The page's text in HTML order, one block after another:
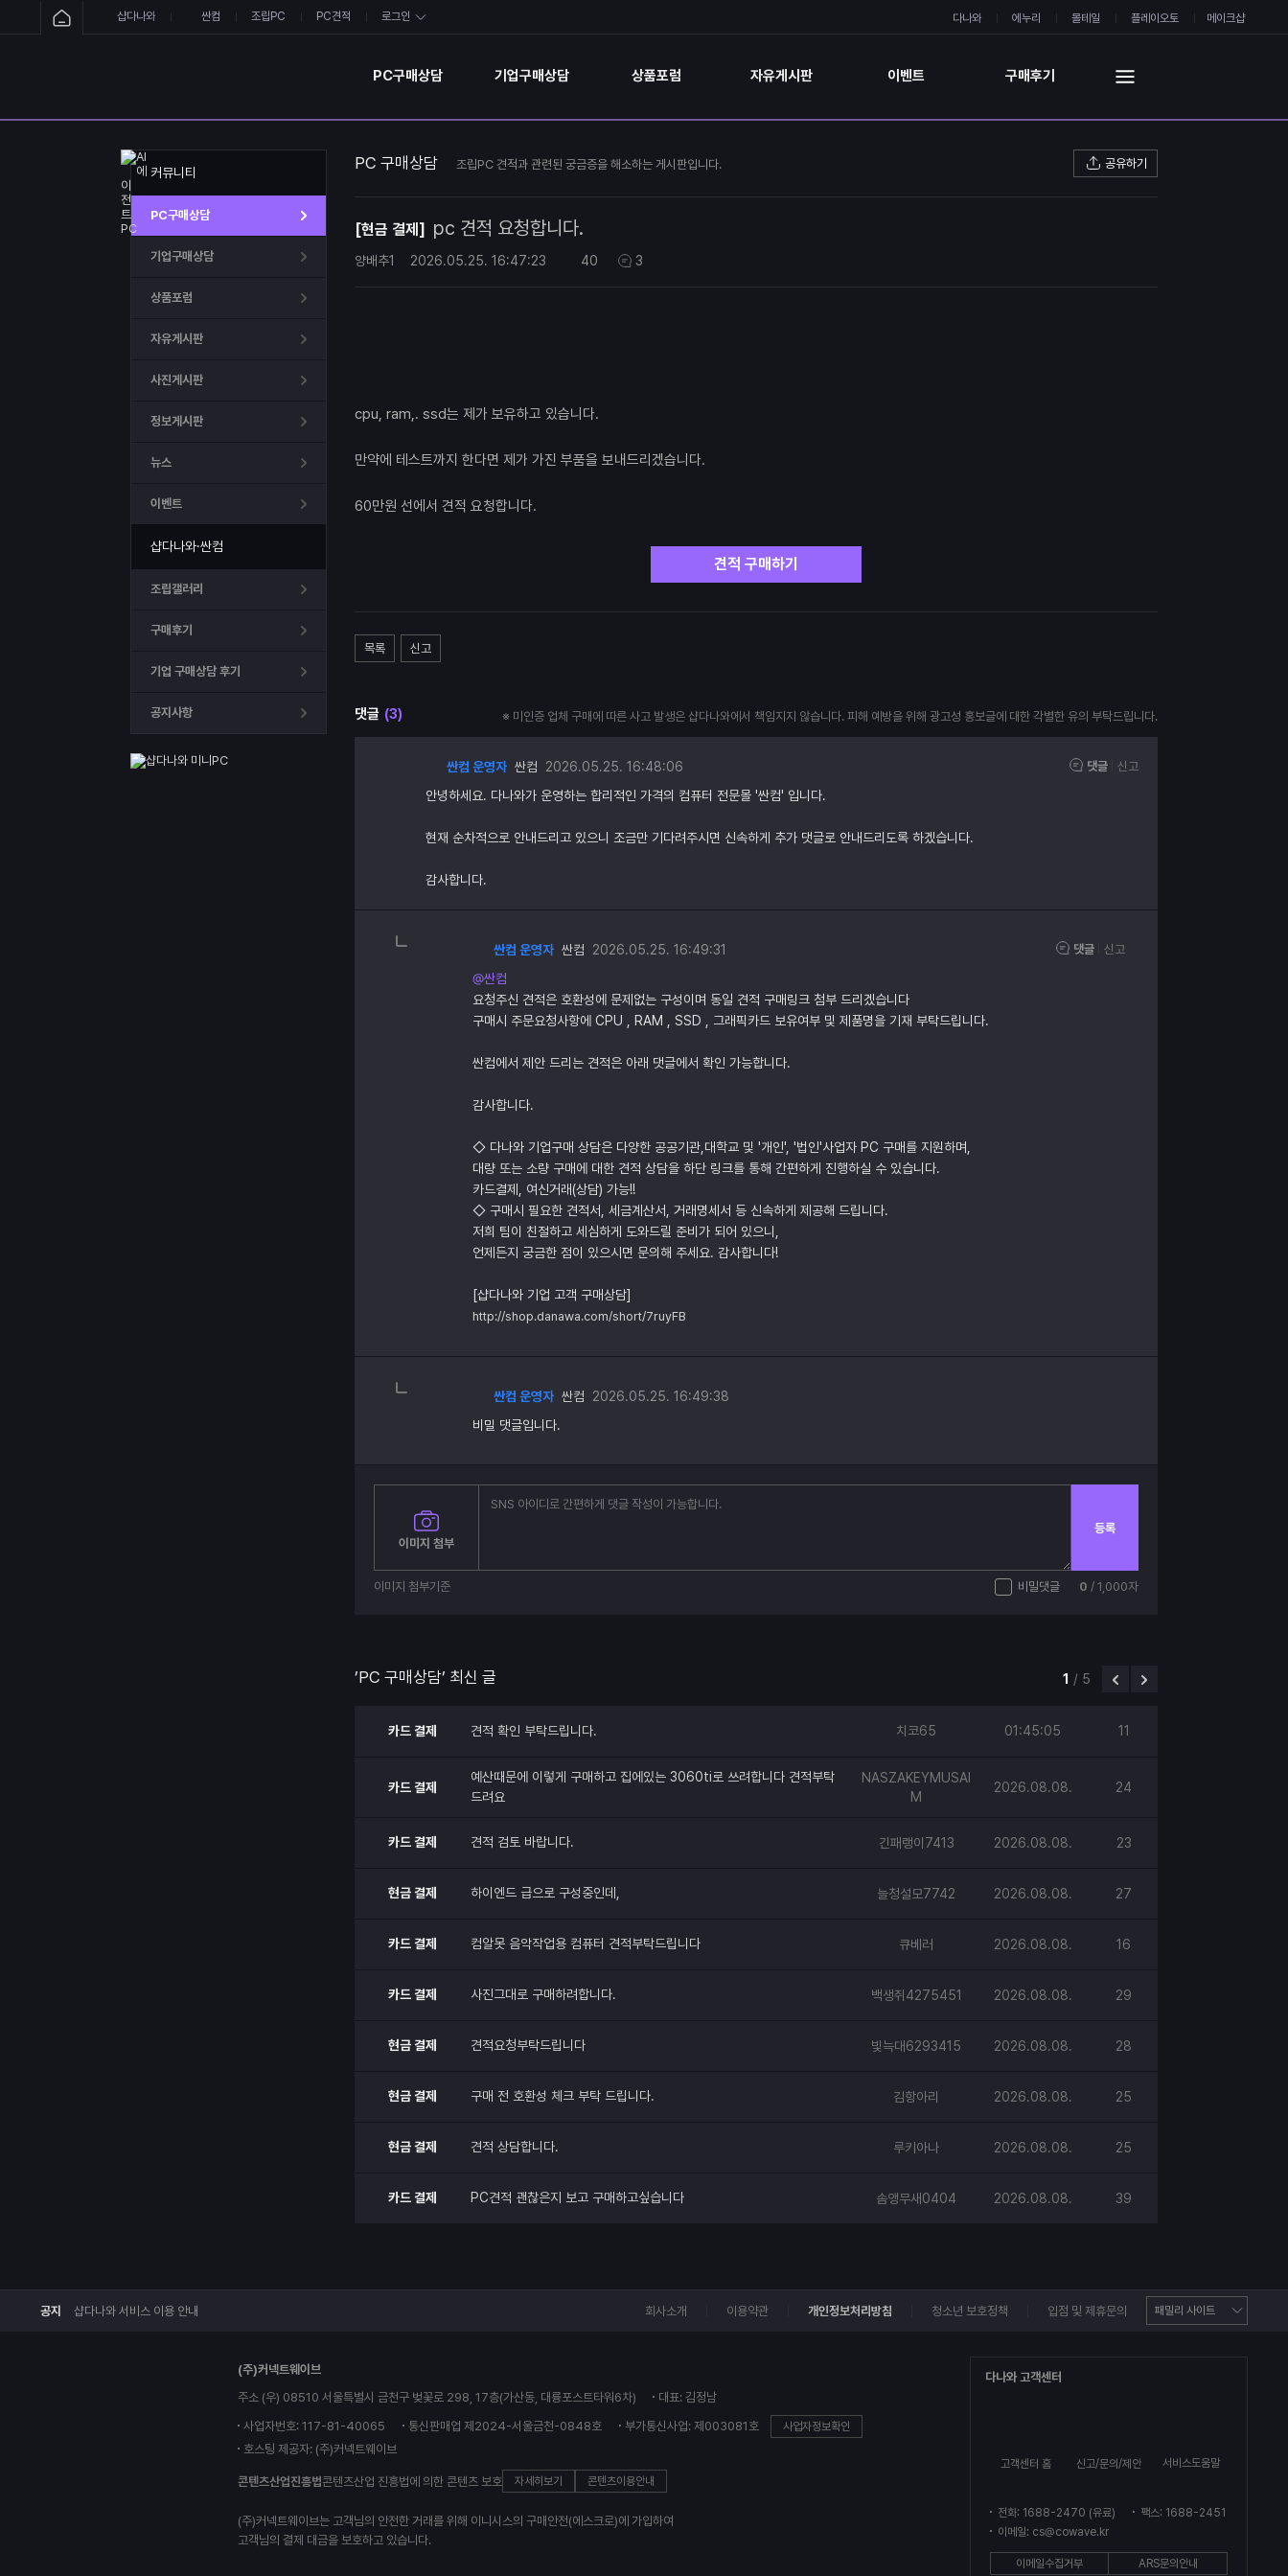
샵다나와 싼컴 조립PC PC견적 로그인 다나와 에누리 몰테일 플레이오토 메이크샵
PC구매상담 기업구매상담 상품포럼 자유게시판 이벤트 구매후기
커뮤니티
PC구매상담
기업구매상담
상품포럼
자유게시판
사진게시판
정보게시판
뉴스
이벤트
샵다나와·싼컴
조립갤러리
구매후기
기업 구매상담 후기
공지사항
PC 구매상담 조립PC 견적과 관련된 궁금증을 해소하는 게시판입니다. 공유하기
[현금 결제] pc 견적 요청합니다.
양배추1 2026.05.25. 16:47:23 40 3
cpu, ram,. ssd는 제가 보유하고 있습니다.
만약에 테스트까지 한다면 제가 가진 부품을 보내드리겠습니다.
60만원 선에서 견적 요청합니다.
견적 구매하기
목록 신고
댓글 (3) ※ 미인증 업체 구매에 따른 사고 발생은 샵다나와에서 책임지지 않습니다. 피해 예방을 위해 광고성 홍보글에 대한 각별한 유의 부탁드립니다.
싼컴 운영자 싼컴 2026.05.25. 16:48:06 댓글 신고
안녕하세요. 다나와가 운영하는 합리적인 가격의 컴퓨터 전문몰 '싼컴' 입니다.
현재 순차적으로 안내드리고 있으니 조금만 기다려주시면 신속하게 추가 댓글로 안내드리도록 하겠습니다.
감사합니다.
싼컴 운영자 싼컴 2026.05.25. 16:49:31 댓글 신고
@싼컴
요청주신 견적은 호환성에 문제없는 구성이며 동일 견적 구매링크 첨부 드리겠습니다
구매시 주문요청사항에 CPU , RAM , SSD , 그래픽카드 보유여부 및 제품명을 기재 부탁드립니다.
싼컴에서 제안 드리는 견적은 아래 댓글에서 확인 가능합니다.
감사합니다.
◇ 다나와 기업구매 상담은 다양한 공공기관,대학교 및 '개인', '법인'사업자 PC 구매를 지원하며,
대량 또는 소량 구매에 대한 견적 상담을 하단 링크를 통해 간편하게 진행하실 수 있습니다.
카드결제, 여신거래(상담) 가능!!
◇ 구매시 필요한 견적서, 세금계산서, 거래명세서 등 신속하게 제공해 드립니다.
저희 팀이 친절하고 세심하게 도와드릴 준비가 되어 있으니,
언제든지 궁금한 점이 있으시면 문의해 주세요. 감사합니다!
[샵다나와 기업 고객 구매상담]
http://shop.danawa.com/short/7ruyFB
싼컴 운영자 싼컴
2026.05.25. 16:49:38
비밀 댓글입니다.
이미지 첨부
등록
이미지 첨부기준 비밀댓글 0 / 1,000자
’PC 구매상담’ 최신 글 1 / 5
카드 결제 견적 확인 부탁드립니다. 치코65 01:45:05 11
카드 결제
예산때문에 이렇게 구매하고 집에있는 3060ti로 쓰려합니다 견적부탁
드려요
NASZAKEYMUSAI
M
2026.08.08. 24
카드 결제 견적 검토 바랍니다. 긴패랭이7413 2026.08.08. 23
현금 결제 하이엔드 급으로 구성중인데, 늘청설모7742 2026.08.08. 27
카드 결제 컴알못 음악작업용 컴퓨터 견적부탁드립니다 큐베러 2026.08.08. 16
카드 결제 사진그대로 구매하려합니다. 백생쥐4275451 2026.08.08. 29
현금 결제 견적요청부탁드립니다 빛늑대6293415 2026.08.08. 28
현금 결제 구매 전 호환성 체크 부탁 드립니다. 김항아리 2026.08.08. 25
현금 결제 견적 상담합니다. 루키아나 2026.08.08. 25
카드 결제 PC견적 괜찮은지 보고 구매하고싶습니다 솜앵무새0404 2026.08.08. 39
공지 샵다나와 서비스 이용 안내 회사소개 이용약관 개인정보처리방침 청소년 보호정책 입점 및 제휴문의
(주)커넥트웨이브
주소 (우) 08510 서울특별시 금천구 벚꽃로 298, 17층(가산동, 대륭포스트타워6차)
대표: 김정남
사업자번호: 117-81-40065
통신판매업 제2024-서울금천-0848호 부가통신사업: 제003081호 사업자정보확인
호스팅 제공자: (주)커넥트웨이브
콘텐츠산업진흥법콘텐츠산업 진흥법에 의한 콘텐츠 보호 자세히보기 콘텐츠이용안내
(주)커넥트웨이브는 고객님의 안전한 거래를 위해 이니시스의 구매안전(에스크로)에 가입하여
고객님의 결제 대금을 보호하고 있습니다.
다나와 고객센터
고객센터 홈 신고/문의/제안 서비스도움말
전화: 1688-2470 (유료)
팩스: 1688-2451
이메일: cs@cowave.kr
이메일수집거부 ARS문의안내